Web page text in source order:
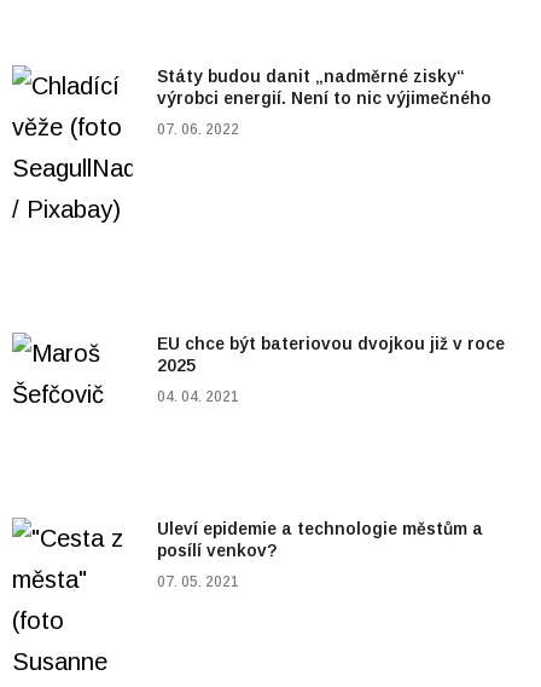
Státy budou danit „nadměrné zisky“
výrobci energií. Není to nic výjimečného
07. 06. 2022
EU chce být bateriovou dvojkou již v roce
2025
04. 04. 2021
Uleví epidemie a technologie městům a
posílí venkov?
07. 05. 2021